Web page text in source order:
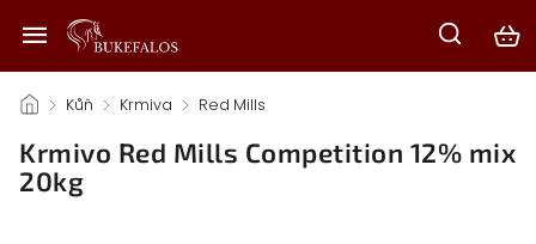
/ Kůň / Krmiva / Red Mills
Krmivo Red Mills Competition 12% mix
20kg